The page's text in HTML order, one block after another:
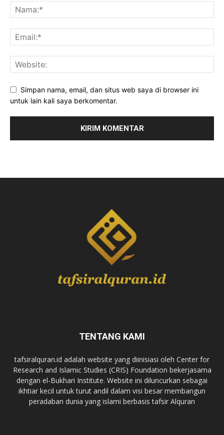
Simpan nama, email, dan situs web saya di browser ini
untuk lain kali saya berkomentar.
TENTANG KAMI
tafsiralquran.id adalah website yang diinisiasi oleh Center for
Research and Islamic Studies (CRIS) Foundation bekerjasama
dengan el-Bukhari Institute. Website ini diluncurkan sebagai
ikhtiar kecil untuk turut andil dalam visi besar membangun
peradaban dunia yang islami berbasis tafsir Alquran